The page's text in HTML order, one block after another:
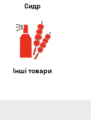
Сидр
Інші товари